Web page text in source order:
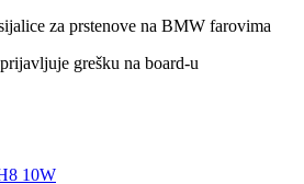
za prstenove na BMW farovima
grešku na board-u